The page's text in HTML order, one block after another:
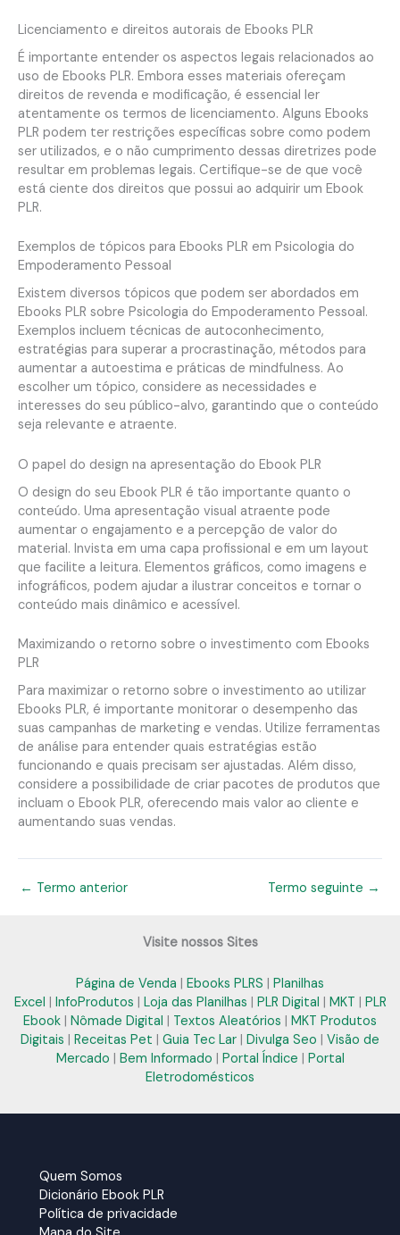
Licenciamento e direitos autorais de Ebooks PLR
É importante entender os aspectos legais relacionados ao
uso de Ebooks PLR. Embora esses materiais ofereçam
direitos de revenda e modificação, é essencial ler
atentamente os termos de licenciamento. Alguns Ebooks
PLR podem ter restrições específicas sobre como podem
ser utilizados, e o não cumprimento dessas diretrizes pode
resultar em problemas legais. Certifique-se de que você
está ciente dos direitos que possui ao adquirir um Ebook
PLR.
Exemplos de tópicos para Ebooks PLR em Psicologia do
Empoderamento Pessoal
Existem diversos tópicos que podem ser abordados em
Ebooks PLR sobre Psicologia do Empoderamento Pessoal.
Exemplos incluem técnicas de autoconhecimento,
estratégias para superar a procrastinação, métodos para
aumentar a autoestima e práticas de mindfulness. Ao
escolher um tópico, considere as necessidades e
interesses do seu público-alvo, garantindo que o conteúdo
seja relevante e atraente.
O papel do design na apresentação do Ebook PLR
O design do seu Ebook PLR é tão importante quanto o
conteúdo. Uma apresentação visual atraente pode
aumentar o engajamento e a percepção de valor do
material. Invista em uma capa profissional e em um layout
que facilite a leitura. Elementos gráficos, como imagens e
infográficos, podem ajudar a ilustrar conceitos e tornar o
conteúdo mais dinâmico e acessível.
Maximizando o retorno sobre o investimento com Ebooks
PLR
Para maximizar o retorno sobre o investimento ao utilizar
Ebooks PLR, é importante monitorar o desempenho das
suas campanhas de marketing e vendas. Utilize ferramentas
de análise para entender quais estratégias estão
funcionando e quais precisam ser ajustadas. Além disso,
considere a possibilidade de criar pacotes de produtos que
incluam o Ebook PLR, oferecendo mais valor ao cliente e
aumentando suas vendas.
← Termo anterior Termo seguinte →
Visite nossos Sites
Página de Venda | Ebooks PLRS | Planilhas
Excel | InfoProdutos | Loja das Planilhas | PLR Digital | MKT | PLR
Ebook | Nômade Digital | Textos Aleatórios | MKT Produtos
Digitais | Receitas Pet | Guia Tec Lar | Divulga Seo | Visão de
Mercado | Bem Informado | Portal Índice | Portal
Eletrodomésticos
Quem Somos
Dicionário Ebook PLR
Política de privacidade